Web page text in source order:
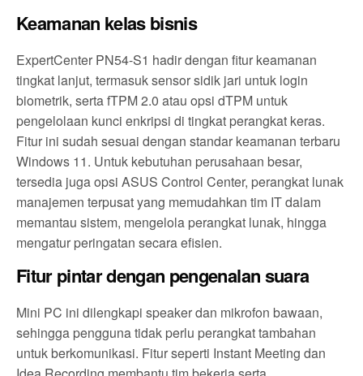
Keamanan kelas bisnis
ExpertCenter PN54-S1 hadir dengan fitur keamanan
tingkat lanjut, termasuk sensor sidik jari untuk login
biometrik, serta fTPM 2.0 atau opsi dTPM untuk
pengelolaan kunci enkripsi di tingkat perangkat keras.
Fitur ini sudah sesuai dengan standar keamanan terbaru
Windows 11. Untuk kebutuhan perusahaan besar,
tersedia juga opsi ASUS Control Center, perangkat lunak
manajemen terpusat yang memudahkan tim IT dalam
memantau sistem, mengelola perangkat lunak, hingga
mengatur peringatan secara efisien.
Fitur pintar dengan pengenalan suara
Mini PC ini dilengkapi speaker dan mikrofon bawaan,
sehingga pengguna tidak perlu perangkat tambahan
untuk berkomunikasi. Fitur seperti Instant Meeting dan